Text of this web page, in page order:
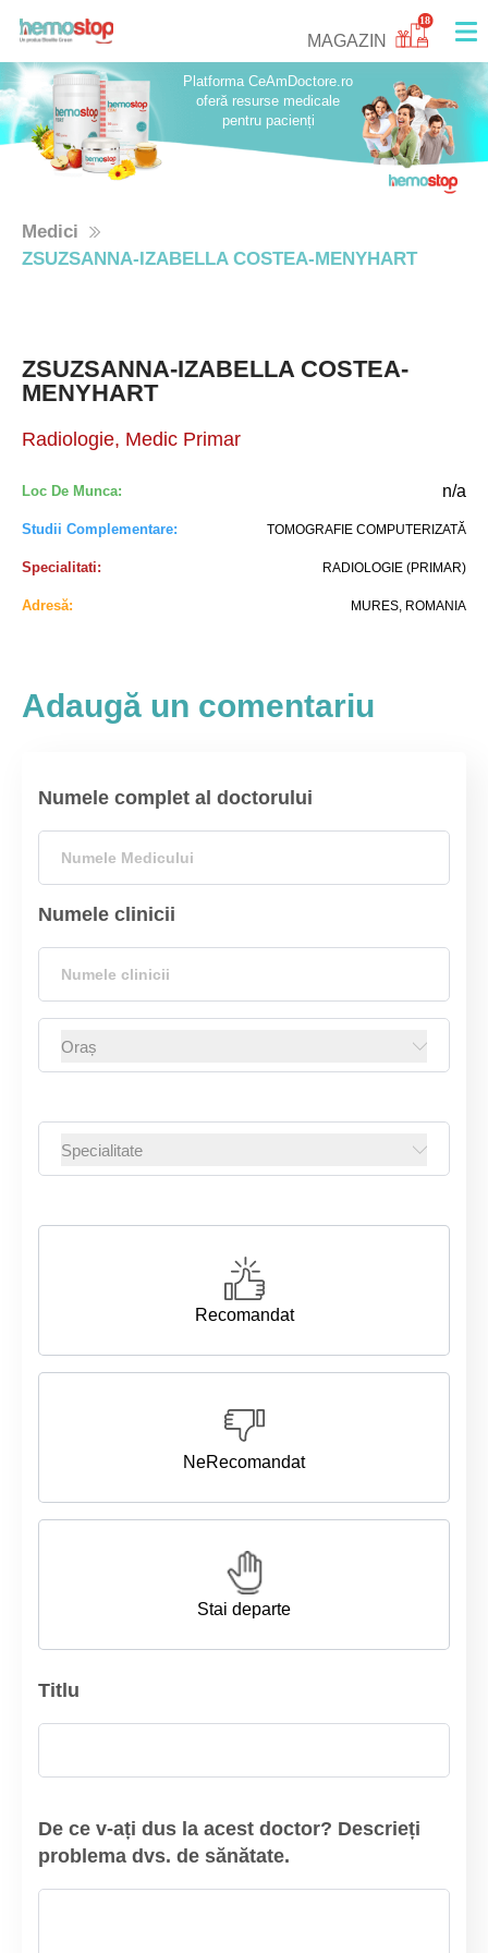
MAGAZIN
18
Platforma CeAmDoctore.ro
oferă resurse medicale
pentru pacienți
Medici
ZSUZSANNA-IZABELLA COSTEA-MENYHART
ZSUZSANNA-IZABELLA COSTEA-
MENYHART
Radiologie, Medic Primar
Loc De Munca: n/a
Studii Complementare: TOMOGRAFIE COMPUTERIZATĂ
Specialitati: RADIOLOGIE (PRIMAR)
Adresă: MURES, ROMANIA
Adaugă un comentariu
Numele complet al doctorului
Numele clinicii
Recomandat
NeRecomandat
Stai departe
Titlu
De ce v-ați dus la acest doctor? Descrieți
problema dvs. de sănătate.